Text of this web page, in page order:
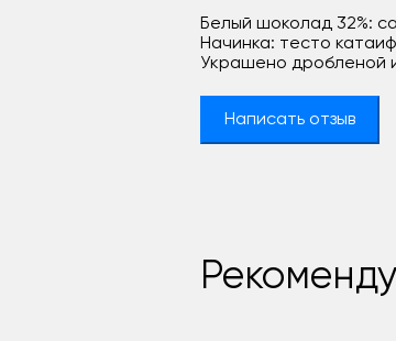
Белый шоколад 32%:
Начинка: тесто
Украшено дробленой
Написать отзыв